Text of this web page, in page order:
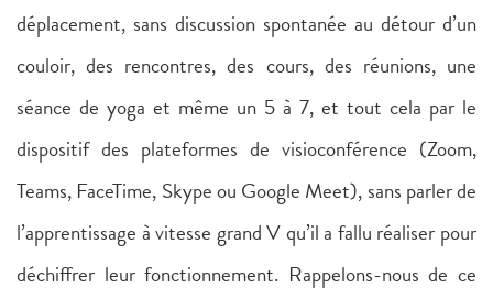
déplacement, sans discussion spontanée au détour d’un
couloir, des rencontres, des cours, des réunions, une
séance de yoga et même un 5 à 7, et tout cela par le
dispositif des plateformes de visioconférence (Zoom,
Teams, FaceTime, Skype ou Google Meet), sans parler de
l’apprentissage à vitesse grand V qu’il a fallu réaliser pour
déchiffrer leur fonctionnement. Rappelons-nous de ce